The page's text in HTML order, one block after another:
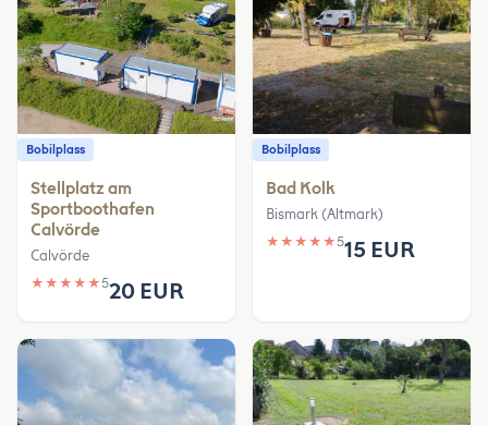
Bobilplass
Stellplatz am
Sportboothafen
Calvörde
Calvörde
★ ★ ★ ★ ★520 EUR
Bobilplass
Bad Kolk
Bismark (Altmark)
★ ★ ★ ★ ★515 EUR